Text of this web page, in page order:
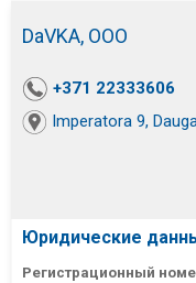
DaVKA, ООО
+371 22333606
Imperatora 9,
Юридические
Регистрационный